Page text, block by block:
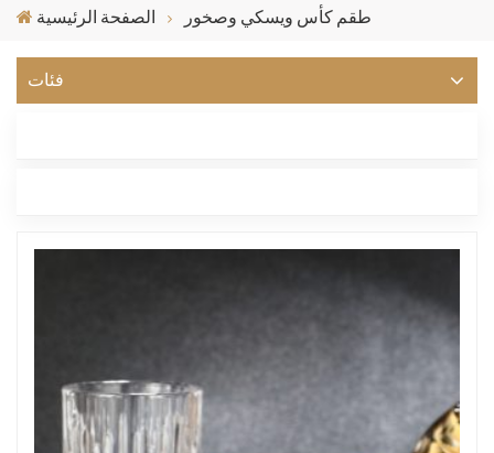
الصفحة الرئيسية طقم كأس ويسكي وصخور
فئات